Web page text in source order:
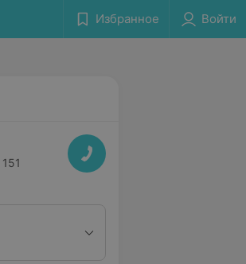
Избранное Войти